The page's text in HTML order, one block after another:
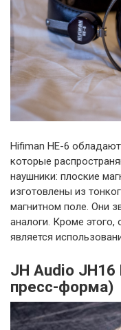
Hifiman HE-6
которые
наушники: плоские
изготовлены из
магнитном поле. Они
аналоги. Кроме
является
JH Audio
пресс-форма)